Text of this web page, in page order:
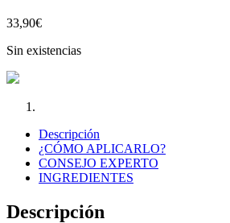
33,90€
Sin existencias
Descripción
¿CÓMO APLICARLO?
CONSEJO EXPERTO
INGREDIENTES
Descripción